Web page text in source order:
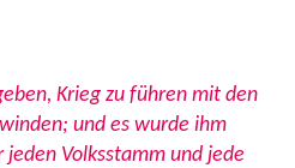
Krieg zu führen mit den
und es wurde ihm
Volksstamm und jede